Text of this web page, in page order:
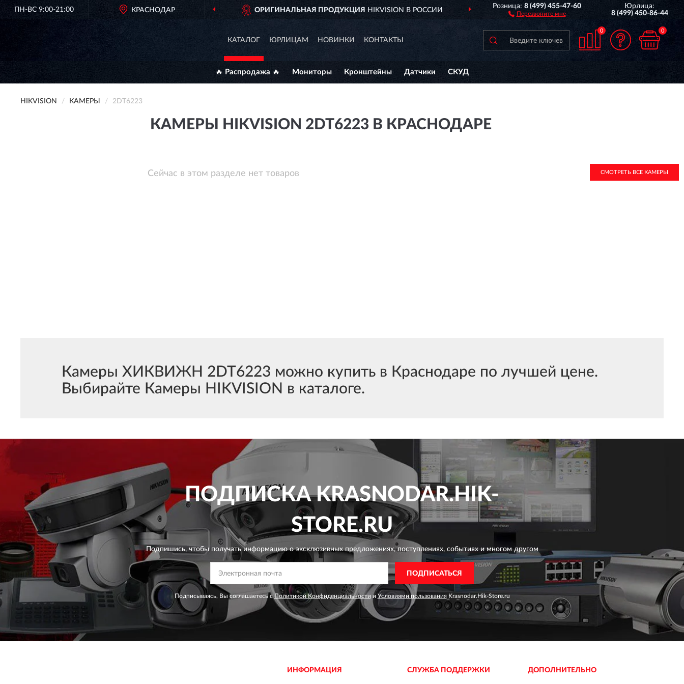
ПН-ВС 9:00-21:00 КРАСНОДАР ОРИГИНАЛЬНАЯ ПРОДУКЦИЯ HIKVISION В РОССИИ ДОСТАВИМ ПО ВСЕЙ РОССИИ
Розница:8 (499) 455-47-60
Перезвоните мне
Юрлица:
8 (499) 450-86-44
КАТАЛОГ ЮРЛИЦАМ НОВИНКИ КОНТАКТЫ
0 0
🔥 Распродажа 🔥 Мониторы Кронштейны Датчики СКУД
HIKVISION КАМЕРЫ 2DT6223
КАМЕРЫ HIKVISION 2DT6223 В КРАСНОДАРЕ
Сейчас в этом разделе нет товаров СМОТРЕТЬ ВСЕ КАМЕРЫ
Камеры ХИКВИЖН 2DT6223 можно купить в Краснодаре по лучшей цене.
Выбирайте Камеры HIKVISION в каталоге.
ПОДПИСКАKRASNODAR.HIK-
STORE.RU
Подпишись, чтобы получать информацию о эксклюзивных предложениях,поступлениях, событиях и многом другом
ПОДПИСАТЬСЯ
Подписываясь, Вы соглашаетесь сПолитикой Конфиденциальности и Условиями пользованияKrasnodar.Hik-Store.ru
ИНФОРМАЦИЯ СЛУЖБА ПОДДЕРЖКИ ДОПОЛНИТЕЛЬНО